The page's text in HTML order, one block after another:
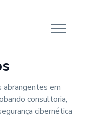
abrangentes em
consultoria,
cibernética